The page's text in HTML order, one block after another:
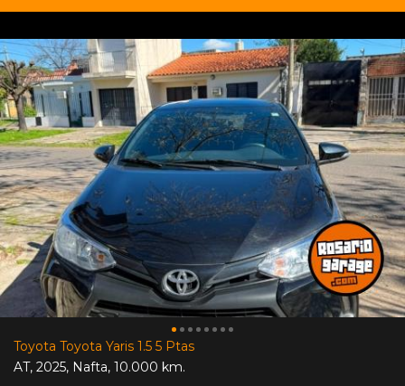
Toyota Toyota Yaris 1.5 5 Ptas
AT, 2025, Nafta, 10.000 km.